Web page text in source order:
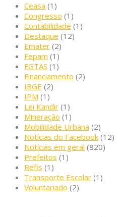
Ceasa (1)
Congresso (1)
Contabilidade (1)
Destaque (12)
Emater (2)
Fepam (1)
FGTAS (1)
Financiamento (2)
IBGE (2)
IPM (1)
Lei Kandir (1)
Mineração (1)
Mobilidade Urbana (2)
Notícias do Facebook (12)
Notícias em geral (820)
Prefeitos (1)
Refis (1)
Transporte Escolar (1)
Voluntariado (2)